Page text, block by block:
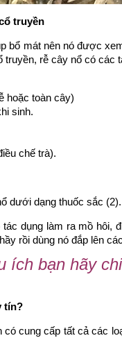
truyền
bổ mát nên nó được
rễ cây nổ có các
hoặc toàn cây)
sinh.
chế trà).
dưới dạng thuốc sắc (2).
dụng làm ra mồ hôi,
rồi dùng nó đắp lên
ích bạn hãy
tín?
cung cấp tất cả các